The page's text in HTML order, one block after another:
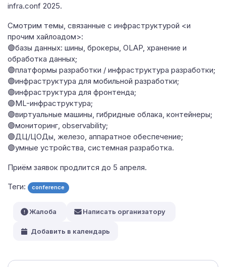
infra.conf 2025.
Смотрим темы, связанные с инфраструктурой <и
прочим хайлоадом>:
🟣базы данных: шины, брокеры, OLAP, хранение и
обработка данных;
🟣платформы разработки / инфраструктура разработки;
🟣инфраструктура для мобильной разработки;
🟣инфраструктура для фронтенда;
🟣ML-инфраструктура;
🟣виртуальные машины, гибридные облака, контейнеры;
🟣мониторинг, observability;
🟣ДЦ/ЦОДы, железо, аппаратное обеспечение;
🟣умные устройства, системная разработка.
Приём заявок продлится до 5 апреля.
Теги: conference
Жалоба Написать организатору
Добавить в календарь